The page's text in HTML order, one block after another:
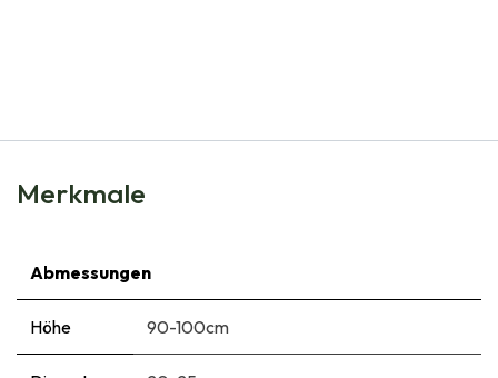
Merkmale
Abmessungen
Höhe 90-100cm